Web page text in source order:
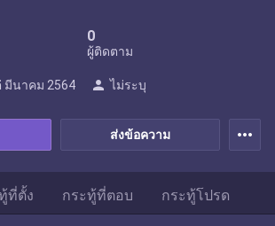
0
ผู้ติดตาม
ส่งข้อความ
มีนาคม 2564 person ไม่ระบุ
more_horiz
ที่ตั้ง กระทู้ที่ตอบ กระทู้โปรด